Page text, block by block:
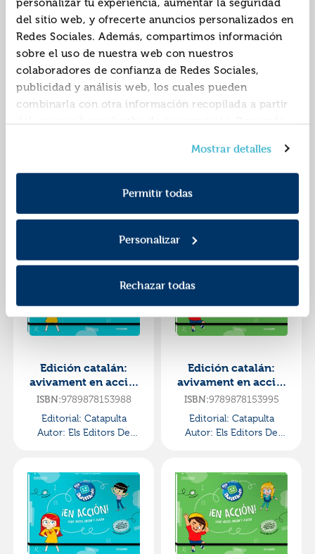
personalizar tu experiencia, aumentar la seguridad
del sitio web, y ofrecerte anuncios personalizados en
Redes Sociales. Además, compartimos información
sobre el uso de nuestra web con nuestros
colaboradores de confianza de Redes Sociales,
publicidad y análisis web, los cuales pueden
combinarla con otra información recopilada a partir
consentimiento en cualquier momento. Para más
información consulta laPolítica de Cookiesy la
Política de Privacidad.
Mostrar detalles
Permitir todas
Personalizar
Rechazar todas
Catapulta
Autor:Gourley, Kashelle
No se muerde a los
Editorial:
Autor:Allen, Ryan
Edición catalán:
avivament en acció!
3-4 anys
ISBN:9789878153988
Editorial: Catapulta
Autor: Els Editors De
Edición catalán:
avivament en acció!
4-5 anys
ISBN:9789878153995
Editorial: Catapulta
Autor: Els Editors De